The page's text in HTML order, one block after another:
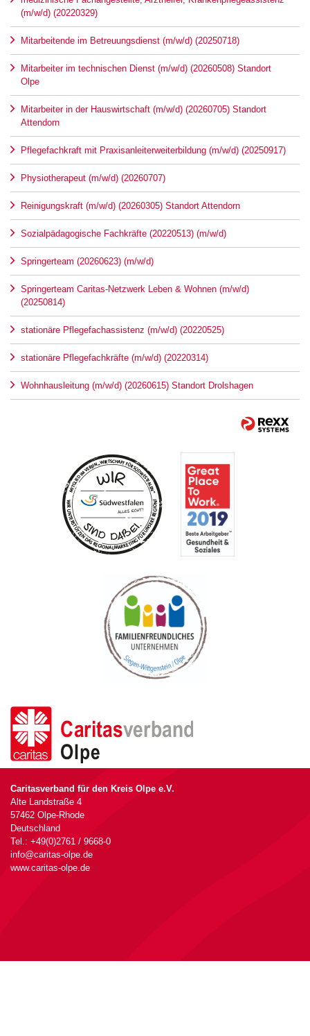
(m/w/d) (20220329)
Mitarbeitende im Betreuungsdienst (m/w/d) (20250718)
Mitarbeiter im technischen Dienst (m/w/d) (20260508) Standort
Olpe
Mitarbeiter in der Hauswirtschaft (m/w/d) (20260705) Standort
Attendorn
Pflegefachkraft mit Praxisanleiterweiterbildung (m/w/d) (20250917)
Physiotherapeut (m/w/d) (20260707)
Reinigungskraft (m/w/d) (20260305) Standort Attendorn
Sozialpädagogische Fachkräfte (20220513) (m/w/d)
Springerteam (20260623) (m/w/d)
Springerteam Caritas-Netzwerk Leben & Wohnen (m/w/d)
(20250814)
stationäre Pflegefachassistenz (m/w/d) (20220525)
stationäre Pflegefachkräfte (m/w/d) (20220314)
Wohnhausleitung (m/w/d) (20260615) Standort Drolshagen
Caritasverband für den Kreis Olpe e.V.
Alte Landstraße 4
57462 Olpe-Rhode
Deutschland
Tel.: +49(0)2761 / 9668-0
info@caritas-olpe.de
www.caritas-olpe.de